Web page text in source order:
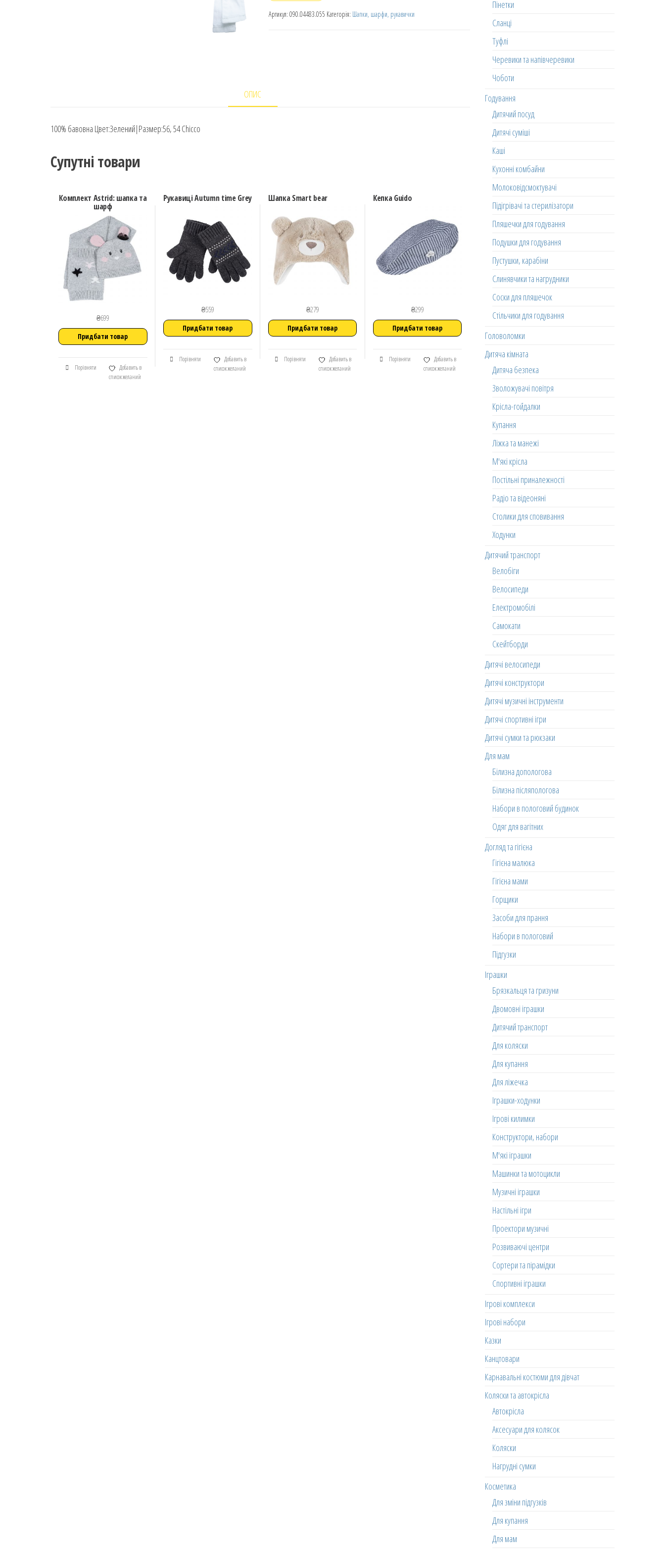
Артикул: 090.04483.055 Категорія: Шапки, шарфи, рукавички
ОПИС
100% бавовна Цвет:Зелений|Размер:56, 54 Chicco
Супутні товари
Комплект Astrid: шапка та
шарф
₴699
Придбати товар
Порівняти
Добавить в
список желаний
Рукавиці Autumn time Grey
₴559
Придбати товар
Порівняти
Добавить в
список желаний
Шапка Smart bear
₴279
Придбати товар
Порівняти
Добавить в
список желаний
Кепка Guido
₴299
Придбати товар
Порівняти
Добавить в
список желаний
Пінетки
Сланці
Туфлі
Черевики та напівчеревики
Чоботи
Годування
Дитячий посуд
Дитячі суміші
Каші
Кухонні комбайни
Молоковідсмоктувачі
Підігрівачі та стерилізатори
Пляшечки для годування
Подушки для годування
Пустушки, карабіни
Слинявчики та нагрудники
Соски для пляшечок
Стільчики для годування
Головоломки
Дитяча кімната
Дитяча безпека
Зволожувачі повітря
Крісла-гойдалки
Купання
Ліжка та манежі
М'які крісла
Постільні приналежності
Радіо та відеоняні
Столики для сповивання
Ходунки
Дитячий транспорт
Велобіги
Велосипеди
Електромобілі
Самокати
Скейтборди
Дитячі велосипеди
Дитячі конструктори
Дитячі музичні інструменти
Дитячі спортивні ігри
Дитячі сумки та рюкзаки
Для мам
Білизна допологова
Білизна післяпологова
Набори в пологовий будинок
Одяг для вагітних
Догляд та гігієна
Гігієна малюка
Гігієна мами
Горщики
Засоби для прання
Набори в пологовий
Підгузки
Іграшки
Брязкальця та гризуни
Двомовні іграшки
Дитячий транспорт
Для коляски
Для купання
Для ліжечка
Іграшки-ходунки
Ігрові килимки
Конструктори, набори
М'які іграшки
Машинки та мотоцикли
Музичні іграшки
Настільні ігри
Проектори музичні
Розвиваючі центри
Сортери та пірамідки
Спортивні іграшки
Ігрові комплекси
Ігрові набори
Казки
Канцтовари
Карнавальні костюми для дівчат
Коляски та автокрісла
Автокрісла
Аксесуари для колясок
Коляски
Нагрудні сумки
Косметика
Для зміни підгузків
Для купання
Для мам